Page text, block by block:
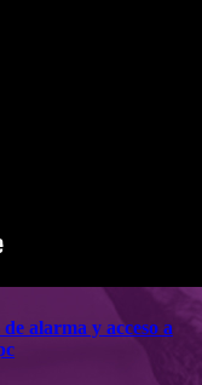
alarma y acceso a